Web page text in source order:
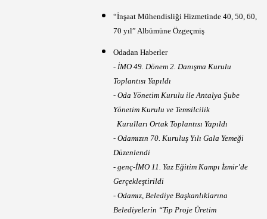
“İnşaat Mühendisliği Hizmetinde 40, 50, 60,
70 yıl” Albümüne Özgeçmiş
Odadan Haberler
- İMO 49. Dönem 2. Danışma Kurulu
Toplantısı Yapıldı
- Oda Yönetim Kurulu ile Antalya Şube
Yönetim Kurulu ve Temsilcilik
Kurulları Ortak Toplantısı Yapıldı
- Odamızın 70. Kuruluş Yılı Gala Yemeği
Düzenlendi
- genç-İMO 11. Yaz Eğitim Kampı İzmir’de
Gerçekleştirildi
- Odamız, Belediye Başkanlıklarına
Belediyelerin “Tip Proje Üretim